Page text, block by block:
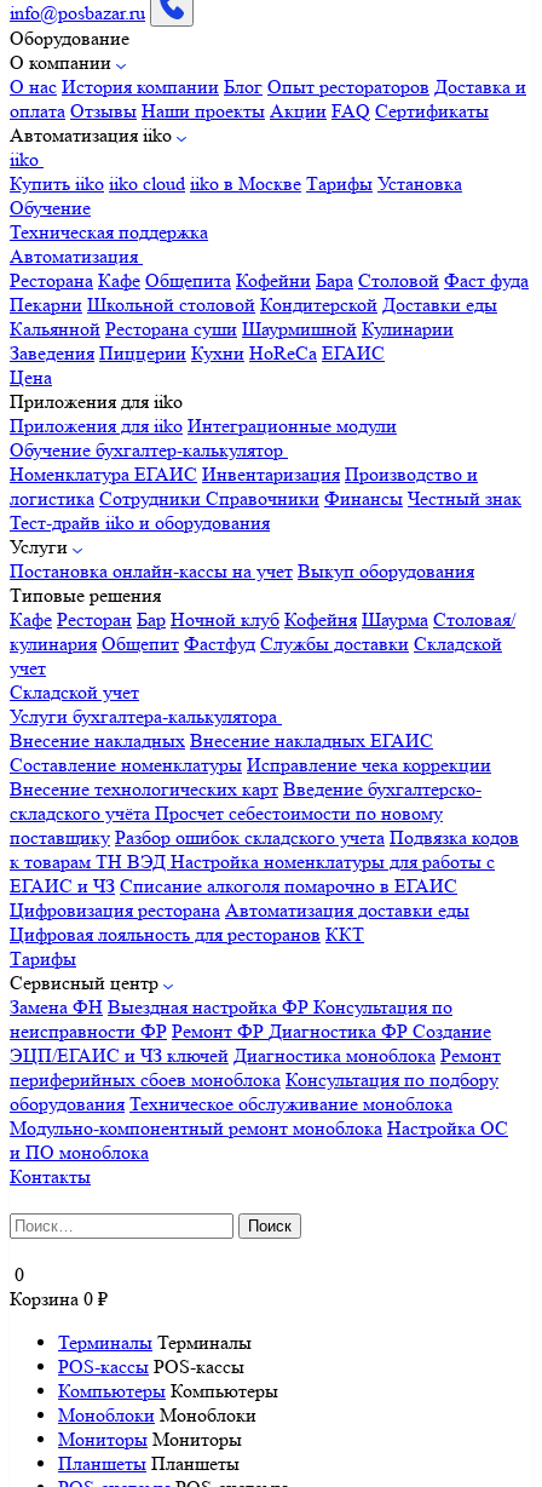
info@posbazar.ru
Оборудование
О компании
О нас История компании Блог Опыт рестораторов Доставка и
оплата Отзывы Наши проекты Акции FAQ Сертификаты
Автоматизация iiko
iiko
Купить iiko iiko cloud iiko в Москве Тарифы Установка
Обучение
Техническая поддержка
Автоматизация
Ресторана Кафе Общепита Кофейни Бара Столовой Фаст фуда
Пекарни Школьной столовой Кондитерской Доставки еды
Кальянной Ресторана суши Шаурмишной Кулинарии
Заведения Пиццерии Кухни HoReCa ЕГАИС
Цена
Приложения для iiko
Приложения для iiko Интеграционные модули
Обучение бухгалтер-калькулятор
Номенклатура ЕГАИС Инвентаризация Производство и
логистика Сотрудники Справочники Финансы Честный знак
Тест-драйв iiko и оборудования
Услуги
Постановка онлайн-кассы на учет Выкуп оборудования
Типовые решения
Кафе Ресторан Бар Ночной клуб Кофейня Шаурма Столовая/
кулинария Общепит Фастфуд Службы доставки Складской
учет
Складской учет
Услуги бухгалтера-калькулятора
Внесение накладных Внесение накладных ЕГАИС
Составление номенклатуры Исправление чека коррекции
Внесение технологических карт Введение бухгалтерско-
складского учёта Просчет себестоимости по новому
поставщику Разбор ошибок складского учета Подвязка кодов
к товарам ТН ВЭД Настройка номенклатуры для работы с
ЕГАИС и ЧЗ Списание алкоголя помарочно в ЕГАИС
Цифровизация ресторана Автоматизация доставки еды
Цифровая лояльность для ресторанов ККТ
Тарифы
Сервисный центр
Замена ФН Выездная настройка ФР Консультация по
неисправности ФР Ремонт ФР Диагностика ФР Создание
ЭЦП/ЕГАИС и ЧЗ ключей Диагностика моноблока Ремонт
периферийных сбоев моноблока Консультация по подбору
оборудования Техническое обслуживание моноблока
Модульно-компонентный ремонт моноблока Настройка ОС
и ПО моноблока
Контакты
Найти:
0
Корзина 0 ₽
Терминалы Терминалы
POS-кассы POS-кассы
Компьютеры Компьютеры
Моноблоки Моноблоки
Мониторы Мониторы
Планшеты Планшеты